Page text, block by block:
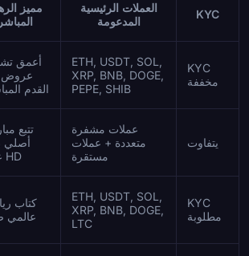
مميز
المباشر
العملات الرئيسية
المدعومة
KYC
أعمق
عروض
القدم
ETH, USDT, SOL,
XRP, BNB, DOGE,
PEPE, SHIB
KYC
مخففة
تتبع
أصلي
عالية HD
عملات مشفرة
متعددة + عملات
مستقرة
يتفاوت
كتاب
عالمي
ETH, USDT, SOL,
XRP, BNB, DOGE,
LTC
KYC
مطلوبة